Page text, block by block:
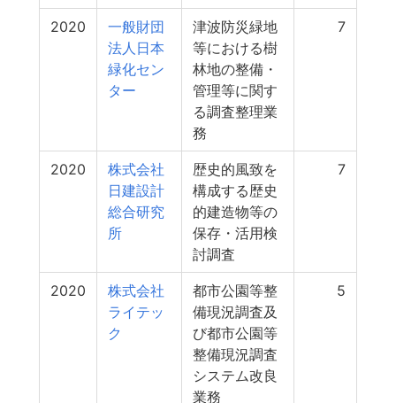
2020
一般財団
法人日本
緑化セン
ター
津波防災緑地
等における樹
林地の整備・
管理等に関す
る調査整理業
務
7
2020
株式会社
日建設計
総合研究
所
歴史的風致を
構成する歴史
的建造物等の
保存・活用検
討調査
7
2020
株式会社
ライテッ
ク
都市公園等整
備現況調査及
び都市公園等
整備現況調査
システム改良
業務
5